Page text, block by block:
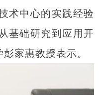
术中心的实践经验
基础研究到应用开
家惠教授表示。